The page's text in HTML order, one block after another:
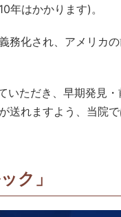
年はかかります)。
務化され、アメリカ
ただき、早期発見・
送れますよう、当院
ク」